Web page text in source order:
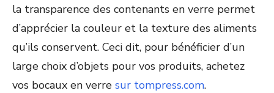
la transparence des contenants en verre permet
d’apprécier la couleur et la texture des aliments
qu’ils conservent. Ceci dit, pour bénéficier d’un
large choix d’objets pour vos produits, achetez
vos bocaux en verre sur tompress.com.